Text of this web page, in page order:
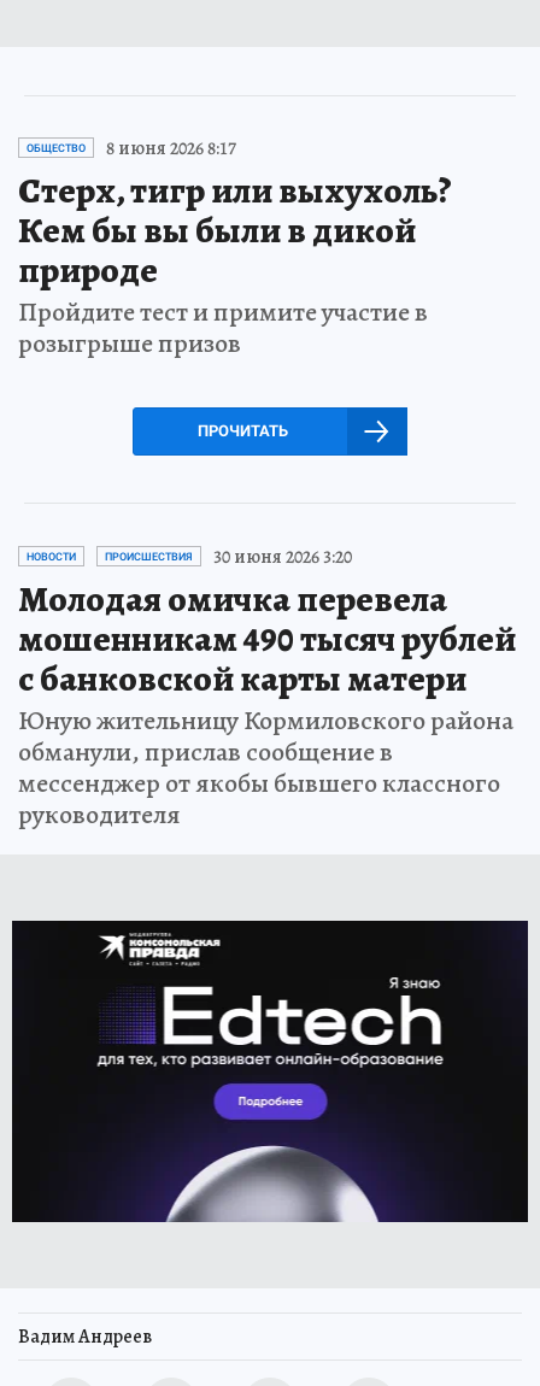
ОБЩЕСТВО 8 июня 2026 8:17
Стерх, тигр или выхухоль?
Кем бы вы были в дикой
природе
Пройдите тест и примите участие в
розыгрыше призов
ПРОЧИТАТЬ
НОВОСТИ ПРОИСШЕСТВИЯ 30 июня 2026 3:20
Молодая омичка перевела
мошенникам 490 тысяч рублей
с банковской карты матери
Юную жительницу Кормиловского района
обманули, прислав сообщение в
мессенджер от якобы бывшего классного
руководителя
Вадим Андреев